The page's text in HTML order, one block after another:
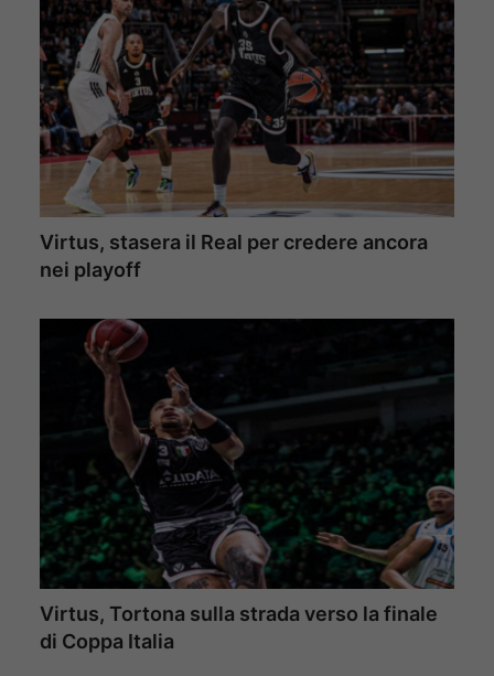
Virtus, stasera il Real per credere ancora
nei playoff
Virtus, Tortona sulla strada verso la finale
di Coppa Italia